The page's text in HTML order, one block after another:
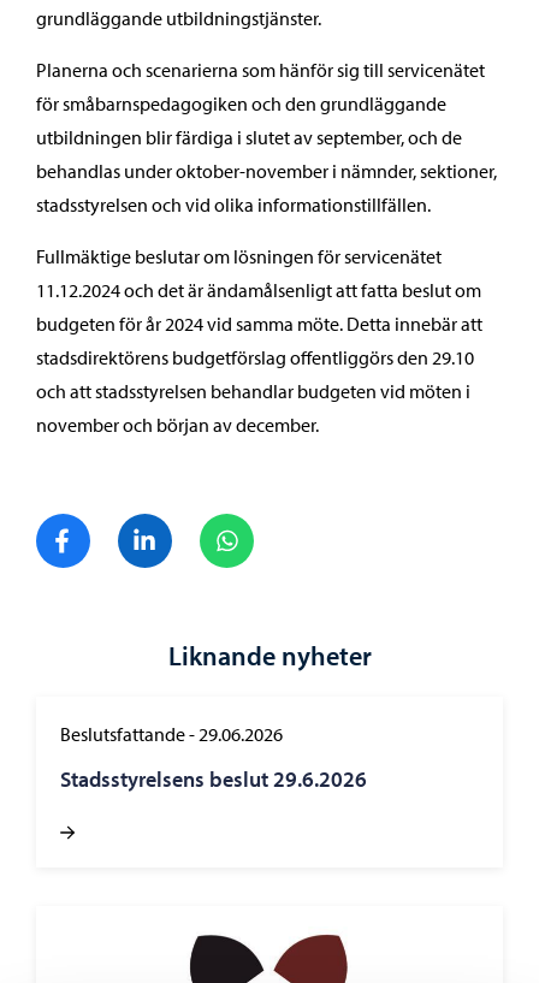
grundläggande utbildningstjänster.
Planerna och scenarierna som hänför sig till servicenätet
för småbarnspedagogiken och den grundläggande
utbildningen blir färdiga i slutet av september, och de
behandlas under oktober-november i nämnder, sektioner,
stadsstyrelsen och vid olika informationstillfällen.
Fullmäktige beslutar om lösningen för servicenätet
11.12.2024 och det är ändamålsenligt att fatta beslut om
budgeten för år 2024 vid samma möte. Detta innebär att
stadsdirektörens budgetförslag offentliggörs den 29.10
och att stadsstyrelsen behandlar budgeten vid möten i
november och början av december.
Dela på FacebookDela på LinkedIn
Liknande nyheter
Beslutsfattande-29.06.2026
Stadsstyrelsens beslut 29.6.2026